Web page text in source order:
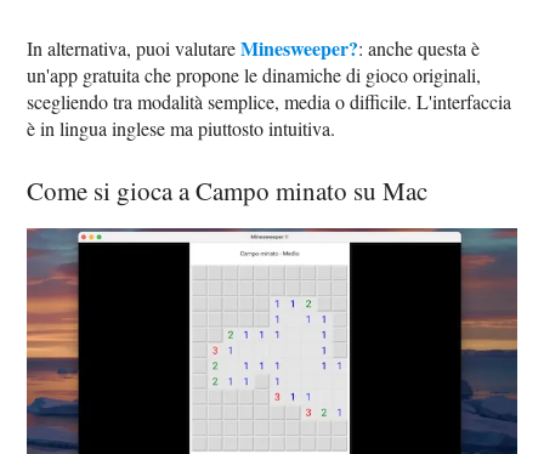
In alternativa, puoi valutareMinesweeper?: anche questa è
un'app gratuita che propone le dinamiche di gioco originali,
scegliendo tra modalità semplice, media o difficile. L'interfaccia
è in lingua inglese ma piuttosto intuitiva.
Come si gioca a Campo minato su Mac